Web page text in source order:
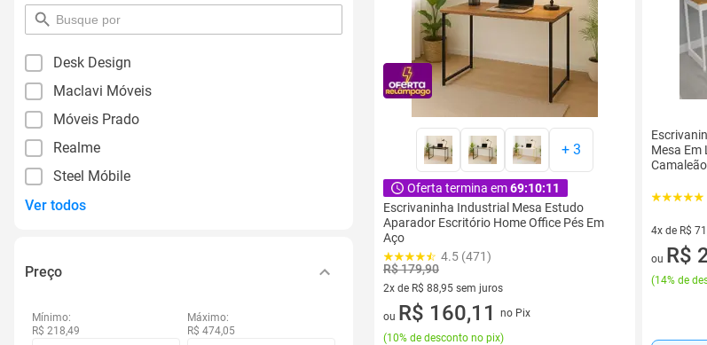
pesquisar
por
Desk Design
Maclavi Móveis
Móveis Prado
Realme
Steel Móbile
Ver todos
Preço
Mínimo:
R$ 218,49
Máximo:
R$ 474,05
+ 3
Oferta termina em69:10:10
Escrivaninha Industrial Mesa Estudo
Aparador Escritório Home Office Pés Em
Aço
4.5 (471)
R$ 179,90
2x de R$ 88,95 sem juros
2 vez de R$ 88,95 sem juros
ou R$ 160,11
no Pix
(10% de desconto no pix)
Mesa Em
4x de R$
4 vez de
ou R$
(14% de